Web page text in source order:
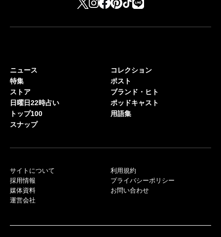
ニュース
特集
ストア
日曜日22時占い
トップ100
スナップ
コレクション
ポスト
ブランド・ヒト
ポッドキャスト
用語集
サイトについて
採用情報
媒体資料
運営会社
利用規約
プライバシーポリシー
お問い合わせ